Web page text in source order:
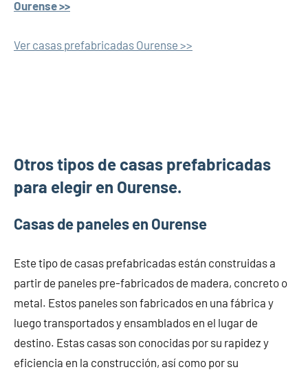
Ourense >>
Ver casas prefabricadas Ourense >>
Otros tipos de casas prefabricadas
para elegir en Ourense.
Casas de paneles en Ourense
Este tipo de casas prefabricadas están construidas a
partir de paneles pre-fabricados de madera, concreto o
metal. Estos paneles son fabricados en una fábrica y
luego transportados y ensamblados en el lugar de
destino. Estas casas son conocidas por su rapidez y
eficiencia en la construcción, así como por su